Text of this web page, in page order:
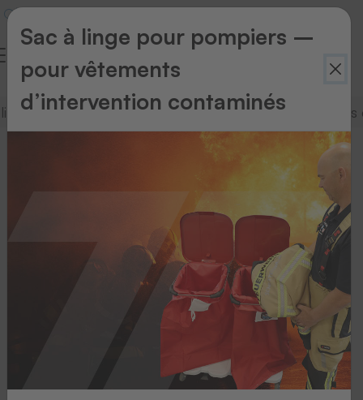
Systèmes de transport du linge
Sac à linge pour pompiers –
pour vêtements
d’intervention contaminés